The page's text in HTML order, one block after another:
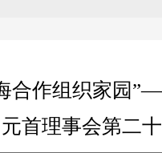
合作组织家园
首理事会第二